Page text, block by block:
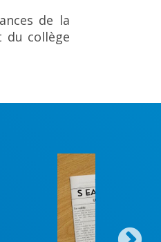
de la
du collège